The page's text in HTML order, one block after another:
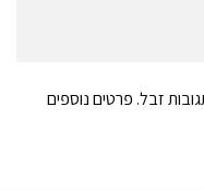
פרטים נוספים